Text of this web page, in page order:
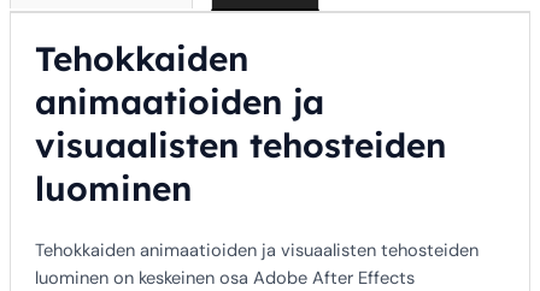
Tehokkaiden
animaatioiden ja
visuaalisten tehosteiden
luominen
Tehokkaiden animaatioiden ja visuaalisten tehosteiden
luominen on keskeinen osa Adobe After Effects